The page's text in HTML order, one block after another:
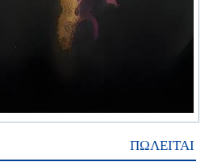
ΠΩΛΕΙΤΑΙ